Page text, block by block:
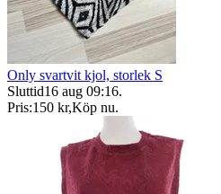
Only svartvit kjol, storlek S
Sluttid16 aug 09:16.
Pris:150 kr,Köp nu.